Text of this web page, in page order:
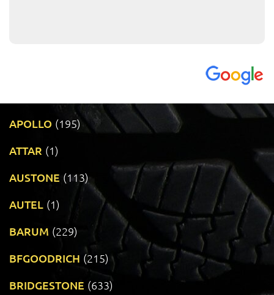
APOLLO (195)
ATTAR (1)
AUSTONE (113)
AUTEL (1)
BARUM (229)
BFGOODRICH (215)
BRIDGESTONE (633)